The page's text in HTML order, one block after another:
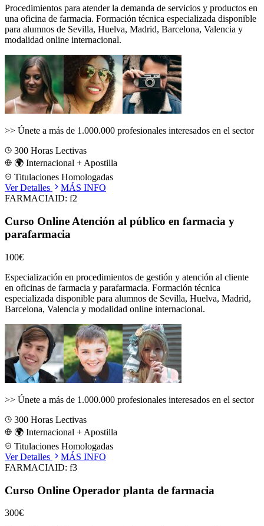
Procedimientos para atender la demanda de servicios y productos en
una oficina de farmacia. Formación técnica especializada disponible
para alumnos de Sevilla, Huelva, Madrid, Barcelona, Valencia y
modalidad online internacional.
>> Únete a más de 1.000.000 profesionales interesados en el sector
300 Horas Lectivas
🌍 Internacional + Apostilla
Titulaciones Homologadas
Ver Detalles
MÁS INFO
FARMACIAID: f2
Curso Online Atención al público en farmacia y
parafarmacia
100€
Especialización en procedimientos de gestión y atención al cliente
en oficinas de farmacia y parafarmacia. Formación técnica
especializada disponible para alumnos de Sevilla, Huelva, Madrid,
Barcelona, Valencia y modalidad online internacional.
>> Únete a más de 1.000.000 profesionales interesados en el sector
300 Horas Lectivas
🌍 Internacional + Apostilla
Titulaciones Homologadas
Ver Detalles
MÁS INFO
FARMACIAID: f3
Curso Online Operador planta de farmacia
300€